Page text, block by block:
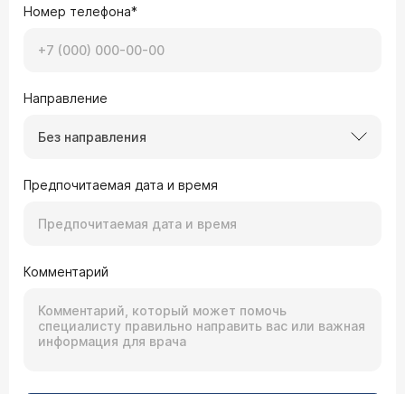
Номер телефона*
Направление
Без направления
Предпочитаемая дата и время
Комментарий